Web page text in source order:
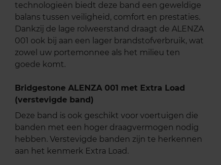
technologieën biedt deze band een geweldige
balans tussen veiligheid, comfort en prestaties.
Dankzij de lage rolweerstand draagt de ALENZA
001 ook bij aan een lager brandstofverbruik, wat
zowel uw portemonnee als het milieu ten
goede komt.
Bridgestone ALENZA 001 met Extra Load
(verstevigde band)
Deze band is ook geschikt voor voertuigen die
banden met een hoger draagvermogen nodig
hebben. Verstevigde banden zijn te herkennen
aan het kenmerk Extra Load.